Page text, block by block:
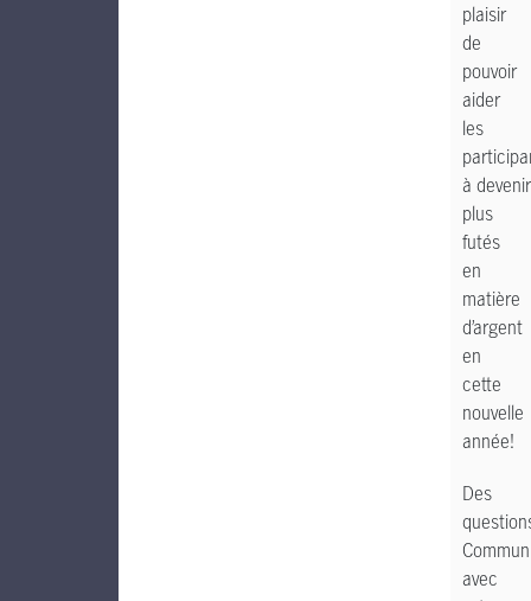
plaisir
de
pouvoir
aider
les
à devenir
plus
futés
en
matière
d’argent
en
cette
nouvelle
année!
Des
avec